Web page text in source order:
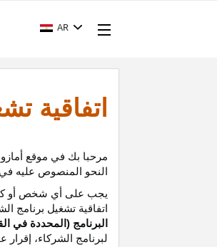
AR
اتفاقية
مرحبا بك في موقع
النحو المنصوص عليه
يجب على أي شخص أو
اتفاقية تشغيل برنامج
البرنامج (المحددة في
لبرنامج الشركاء،
إقرار